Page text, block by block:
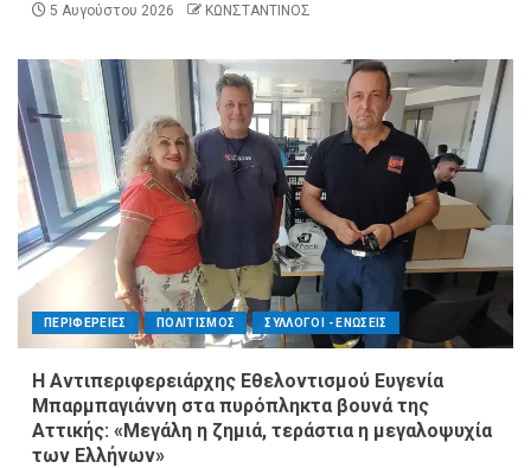
5 Αυγούστου 2026 ΚΩΝΣΤΑΝΤΙΝΟΣ
ΠΕΡΙΦΕΡΕΙΕΣ ΠΟΛΙΤΙΣΜΟΣ ΣΥΛΛΟΓΟΙ - ΕΝΩΣΕΙΣ
Η Αντιπεριφερειάρχης Εθελοντισμού Ευγενία
Μπαρμπαγιάννη στα πυρόπληκτα βουνά της
Αττικής: «Μεγάλη η ζημιά, τεράστια η μεγαλοψυχία
των Ελλήνων»